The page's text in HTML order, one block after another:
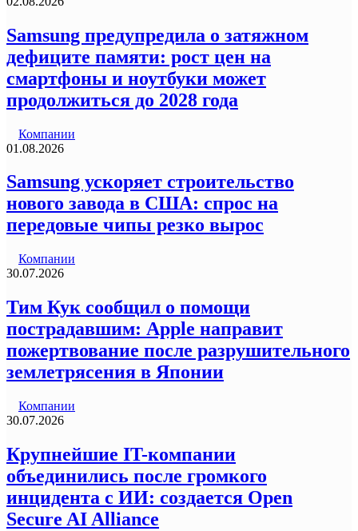
Samsung предупредила о затяжном
дефиците памяти: рост цен на
смартфоны и ноутбуки может
продолжиться до 2028 года
Компании
01.08.2026
Samsung ускоряет строительство
нового завода в США: спрос на
передовые чипы резко вырос
Компании
30.07.2026
Тим Кук сообщил о помощи
пострадавшим: Apple направит
пожертвование после разрушительного
землетрясения в Японии
Компании
30.07.2026
Крупнейшие IT-компании
объединились после громкого
инцидента с ИИ: создается Open
Secure AI Alliance